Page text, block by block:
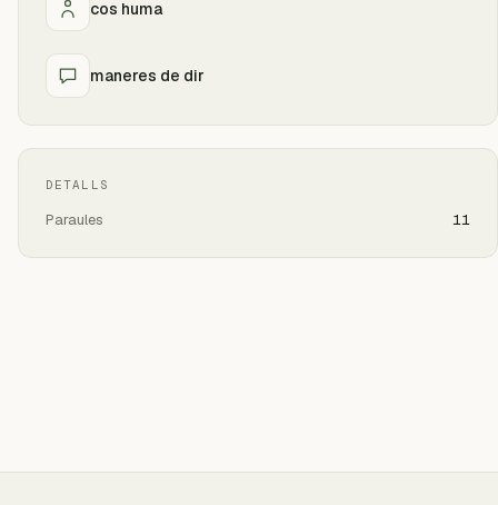
cos huma
maneres de dir
DETALLS
Paraules 11